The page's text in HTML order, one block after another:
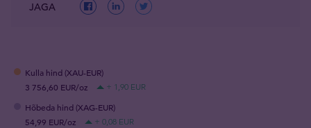
JAGA
Kulla hind (XAU-EUR)
3 756,60 EUR/oz
+ 1,90 EUR
Hõbeda hind (XAG-EUR)
54,99 EUR/oz
+ 0,08 EUR